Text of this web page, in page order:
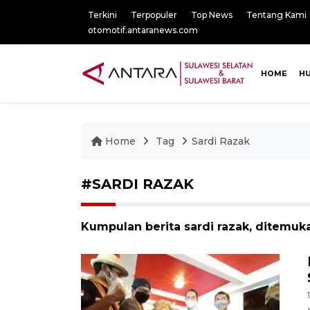
Terkini Terpopuler Top News
Tentang Kami
otomotif.antaranews.com
HOME
Home Tag Sardi Razak
#SARDI RAZAK
Kumpulan berita sardi razak,